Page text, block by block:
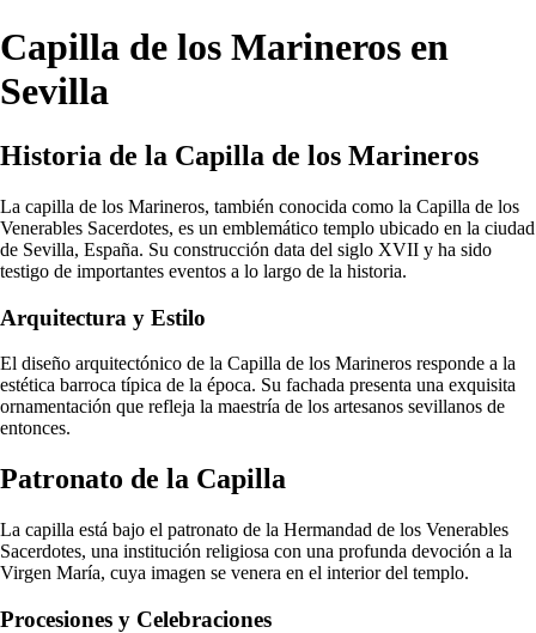
Capilla de los Marineros en
Sevilla
Historia de la Capilla de los Marineros
La capilla de los Marineros, también conocida como la Capilla de los
Venerables Sacerdotes, es un emblemático templo ubicado en la ciudad
de Sevilla, España. Su construcción data del siglo XVII y ha sido
testigo de importantes eventos a lo largo de la historia.
Arquitectura y Estilo
El diseño arquitectónico de la Capilla de los Marineros responde a la
estética barroca típica de la época. Su fachada presenta una exquisita
ornamentación que refleja la maestría de los artesanos sevillanos de
entonces.
Patronato de la Capilla
La capilla está bajo el patronato de la Hermandad de los Venerables
Sacerdotes, una institución religiosa con una profunda devoción a la
Virgen María, cuya imagen se venera en el interior del templo.
Procesiones y Celebraciones